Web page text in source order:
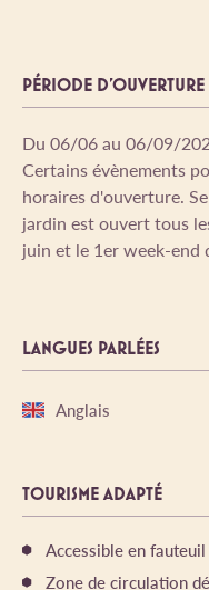
PÉRIODE D'OUVERTURE
Du 06/06 au 06/09/
Certains évènements
horaires d'ouverture.
jardin est ouvert tous
juin et le 1er week-end
LANGUES PARLÉES
Anglais
TOURISME ADAPTÉ
Accessible en
Zone de circulation